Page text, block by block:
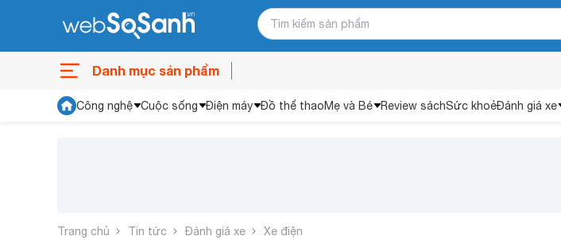
Danh mục sản phẩm
Công nghệ Cuộc sống Điện máy Đồ thể thaoMẹ và Bé Review sáchSức khoẻĐánh giá xe
Trang chủ Tin tức Đánh giá xe Xe điện